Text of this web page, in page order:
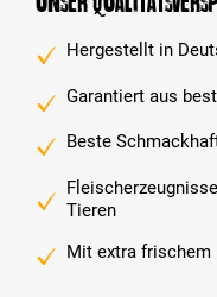
Hergestellt in
Garantiert aus
Beste
Tieren
Mit extra